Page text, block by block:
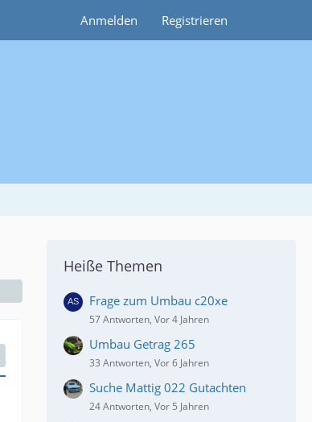
Anmelden Registrieren
Heiße Themen
Frage zum Umbau c20xe
57 Antworten, Vor 4 Jahren
Umbau Getrag 265
33 Antworten, Vor 6 Jahren
Suche Mattig 022 Gutachten
24 Antworten, Vor 5 Jahren